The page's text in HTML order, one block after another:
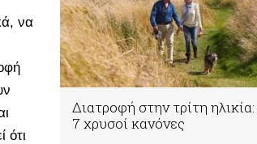
να
ότι
Διατροφή στην τρίτη ηλικία:
7 χρυσοί κανόνες